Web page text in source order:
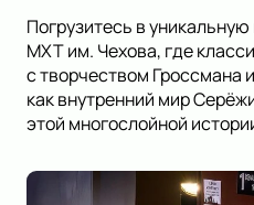
Погрузитесь в
МХТ им. Чехова, где
с творчеством Гроссмана
как внутренний мир
этой многослойной